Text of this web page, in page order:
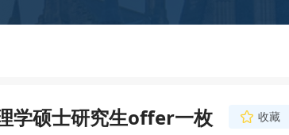
学硕士研究生offer一枚
收藏